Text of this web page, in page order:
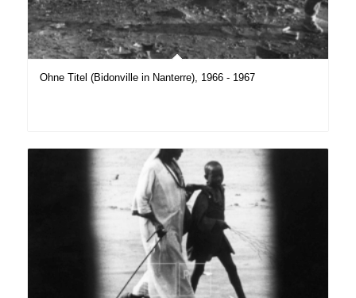
Ohne Titel (Bidonville in Nanterre), 1966 - 1967